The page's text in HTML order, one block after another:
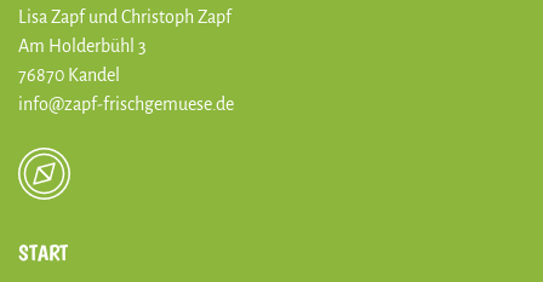
Lisa Zapf und Christoph Zapf
Am Holderbühl 3
76870 Kandel
info@zapf-frischgemuese.de
START